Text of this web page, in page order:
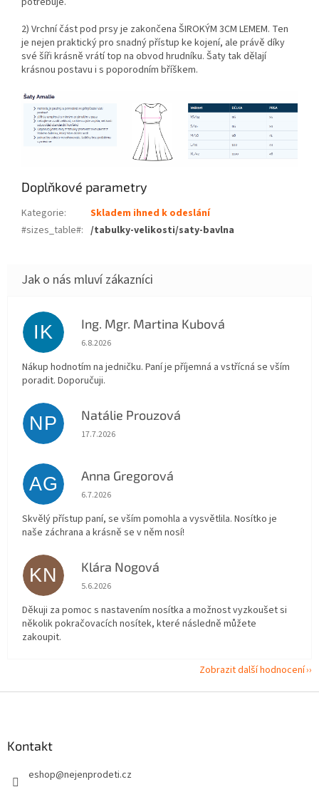
2) Vrchní část pod prsy je zakončena ŠIROKÝM 3CM LEMEM. Ten
je nejen praktický pro snadný přístup ke kojení, ale právě díky
své šíři krásně vrátí top na obvod hrudníku. Šaty tak dělají
krásnou postavu i s poporodním bříškem.
Doplňkové parametry
Kategorie:
Skladem ihned k odeslání
#sizes_table#: /tabulky-velikosti/saty-bavlna
IK Ing. Mgr. Martina Kubová
Hodnocení obchodu je 5 z 5 hvězdiček.
6.8.2026
Nákup hodnotím na jedničku. Paní je příjemná a vstřícná se vším
poradit. Doporučuji.
NP Natálie Prouzová
Hodnocení obchodu je 5 z 5 hvězdiček.
17.7.2026
AG Anna Gregorová
Hodnocení obchodu je 5 z 5 hvězdiček.
6.7.2026
Skvělý přístup paní, se vším pomohla a vysvětlila. Nosítko je
naše záchrana a krásně se v něm nosí!
KN Klára Nogová
Hodnocení obchodu je 5 z 5 hvězdiček.
5.6.2026
Děkuji za pomoc s nastavením nosítka a možnost vyzkoušet si
několik pokračovacích nosítek, které následně můžete
zakoupit.
Zobrazit další hodnocení
Kontakt
eshop@nejenprodeti.cz